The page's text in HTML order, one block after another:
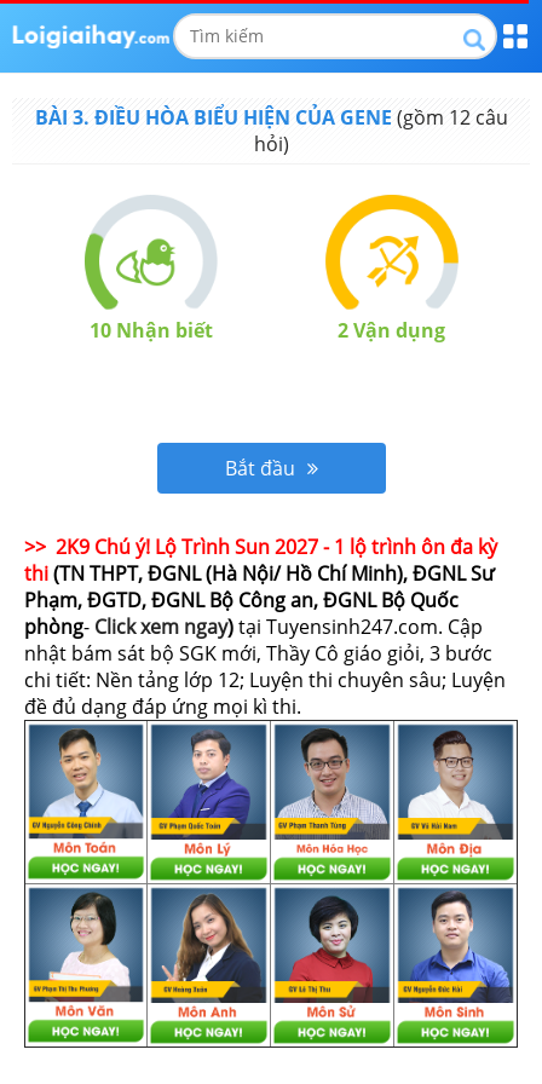
BÀI 3. ĐIỀU HÒA BIỂU HIỆN CỦA GENE (gồm 12câu
hỏi)
10 Nhận biết 2Vận dụng
Bắt đầu
>> 2K9 Chú ý! Lộ Trình Sun 2027 - 1 lộ trình ôn đa kỳ
thi(TN THPT, ĐGNL (Hà Nội/ Hồ Chí Minh), ĐGNL Sư
Phạm, ĐGTD, ĐGNL Bộ Công an, ĐGNL Bộ Quốc
phòng- Click xem ngay)tại Tuyensinh247.com. Cập
nhật bám sát bộ SGK mới, Thầy Cô giáo giỏi, 3 bước
chi tiết: Nền tảng lớp 12; Luyện thi chuyên sâu; Luyện
đề đủ dạng đáp ứng mọi kì thi.